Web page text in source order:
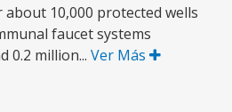
10,000 protected wells
faucet systems
0.2 million... Ver Más